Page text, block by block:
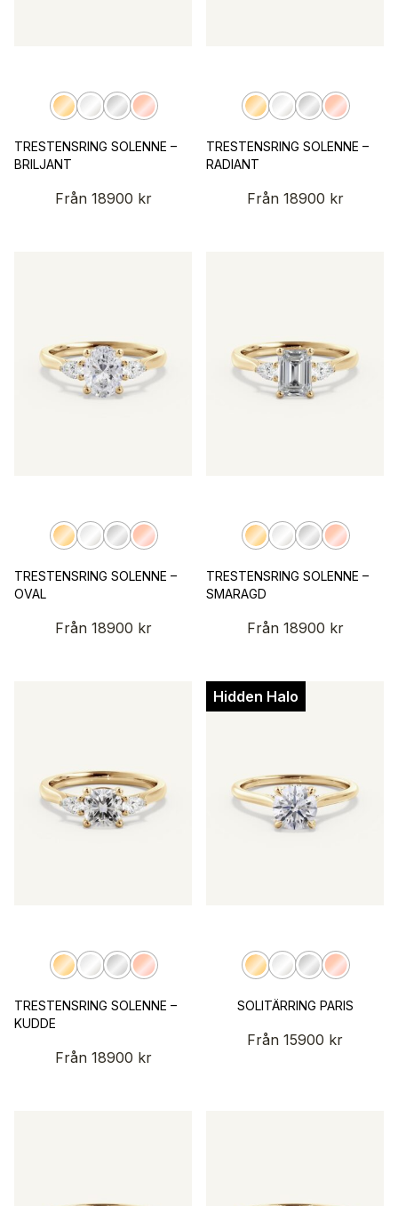
TRESTENSRING SOLENNE –
BRILJANT
Från 18900 kr
TRESTENSRING SOLENNE –
RADIANT
Från 18900 kr
TRESTENSRING SOLENNE –
OVAL
Från 18900 kr
TRESTENSRING SOLENNE –
SMARAGD
Från 18900 kr
TRESTENSRING SOLENNE –
KUDDE
Från 18900 kr
Hidden Halo
SOLITÄRRING PARIS
Från 15900 kr